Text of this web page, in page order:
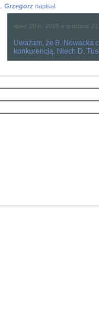
Grzegorz napisał:
lipiec 20th, 2025 o godzinie
Uważam, że B. Nowacka
konkurencją. Niech D.